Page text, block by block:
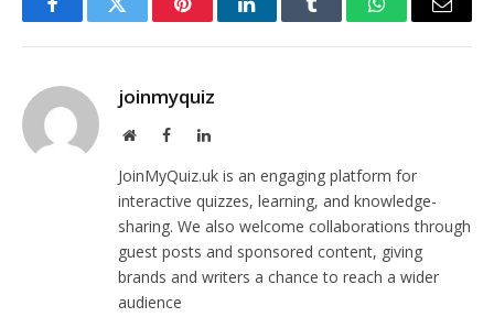
FacebookTwitter PinterestLinkedInTumblr WhatsAppEmail
joinmyquiz
WebsiteFacebookLinkedIn
JoinMyQuiz.uk is an engaging platform for
interactive quizzes, learning, and knowledge-
sharing. We also welcome collaborations through
guest posts and sponsored content, giving
brands and writers a chance to reach a wider
audience